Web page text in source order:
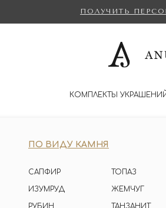
КОМПЛЕКТЫ
ПОЛУЧИТЬ
ПО ВИДУ КАМНЯ
САПФИР
ИЗУМРУД
РУБИН
ТОПАЗ
ЖЕМЧУГ
ТАНЗАНИТ